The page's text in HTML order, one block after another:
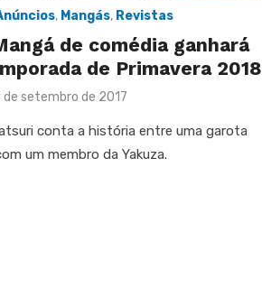
, Mangás, Revistas
de comédia ganhará
de Primavera 2018
de setembro de 2017
conta a história entre uma garota
um membro da Yakuza.